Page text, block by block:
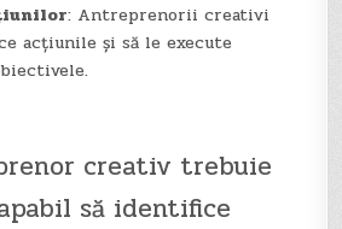
: Antreprenorii creativi
acțiunile și să le execute
creativ trebuie
să identifice